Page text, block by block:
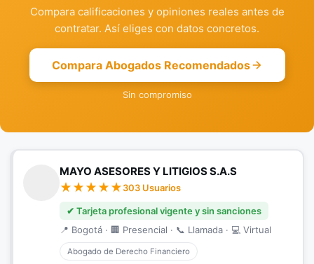
Compara calificaciones y opiniones reales antes de
contratar. Así eliges con datos concretos.
Compara Abogados Recomendados
Sin compromiso
MAYO ASESORES Y LITIGIOS S.A.S
303 Usuarios
✔ Tarjeta profesional vigente y sin sanciones
📍 Bogotá · 🏢 Presencial · 📞 Llamada · 💻 Virtual
Abogado de Derecho Financiero